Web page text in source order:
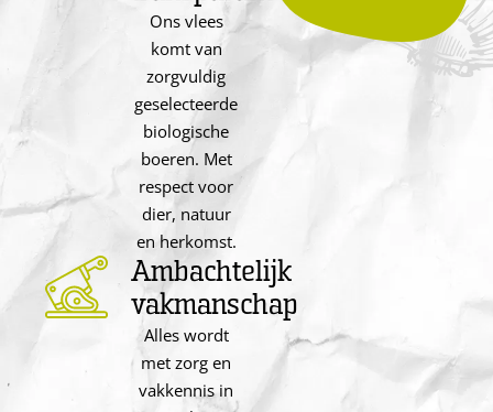
Ons vlees
komt van
zorgvuldig
geselecteerde
biologische
boeren. Met
respect voor
dier, natuur
en herkomst.
Ambachtelijk
vakmanschap
Alles wordt
met zorg en
vakkennis in